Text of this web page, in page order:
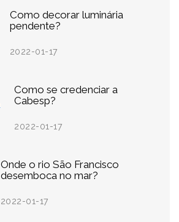
Como decorar luminária
pendente?
2022-01-17
Como se credenciar a
Cabesp?
2022-01-17
Onde o rio São Francisco
desemboca no mar?
2022-01-17